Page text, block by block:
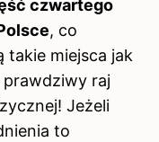
czwartego
, co
takie miejsca jak
raj
Jeżeli
to